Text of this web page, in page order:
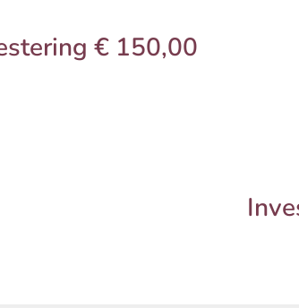
€ 150,00